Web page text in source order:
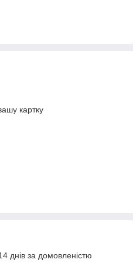
картку
днів за домовленістю